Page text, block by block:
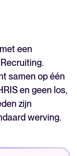
een
samen op één
en geen los,
zijn
werving.